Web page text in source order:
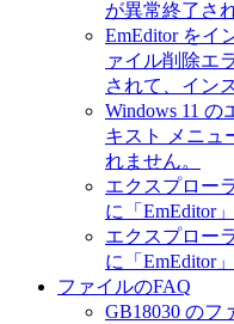
が異常終了さ
EmEditor をイ
ァイル削除エ
されて、イン
Windows 11
キスト メニュ
れません。
エクスプロー
に「EmEditor
エクスプロー
に「EmEditor
ファイルのFAQ
GB18030 のフ